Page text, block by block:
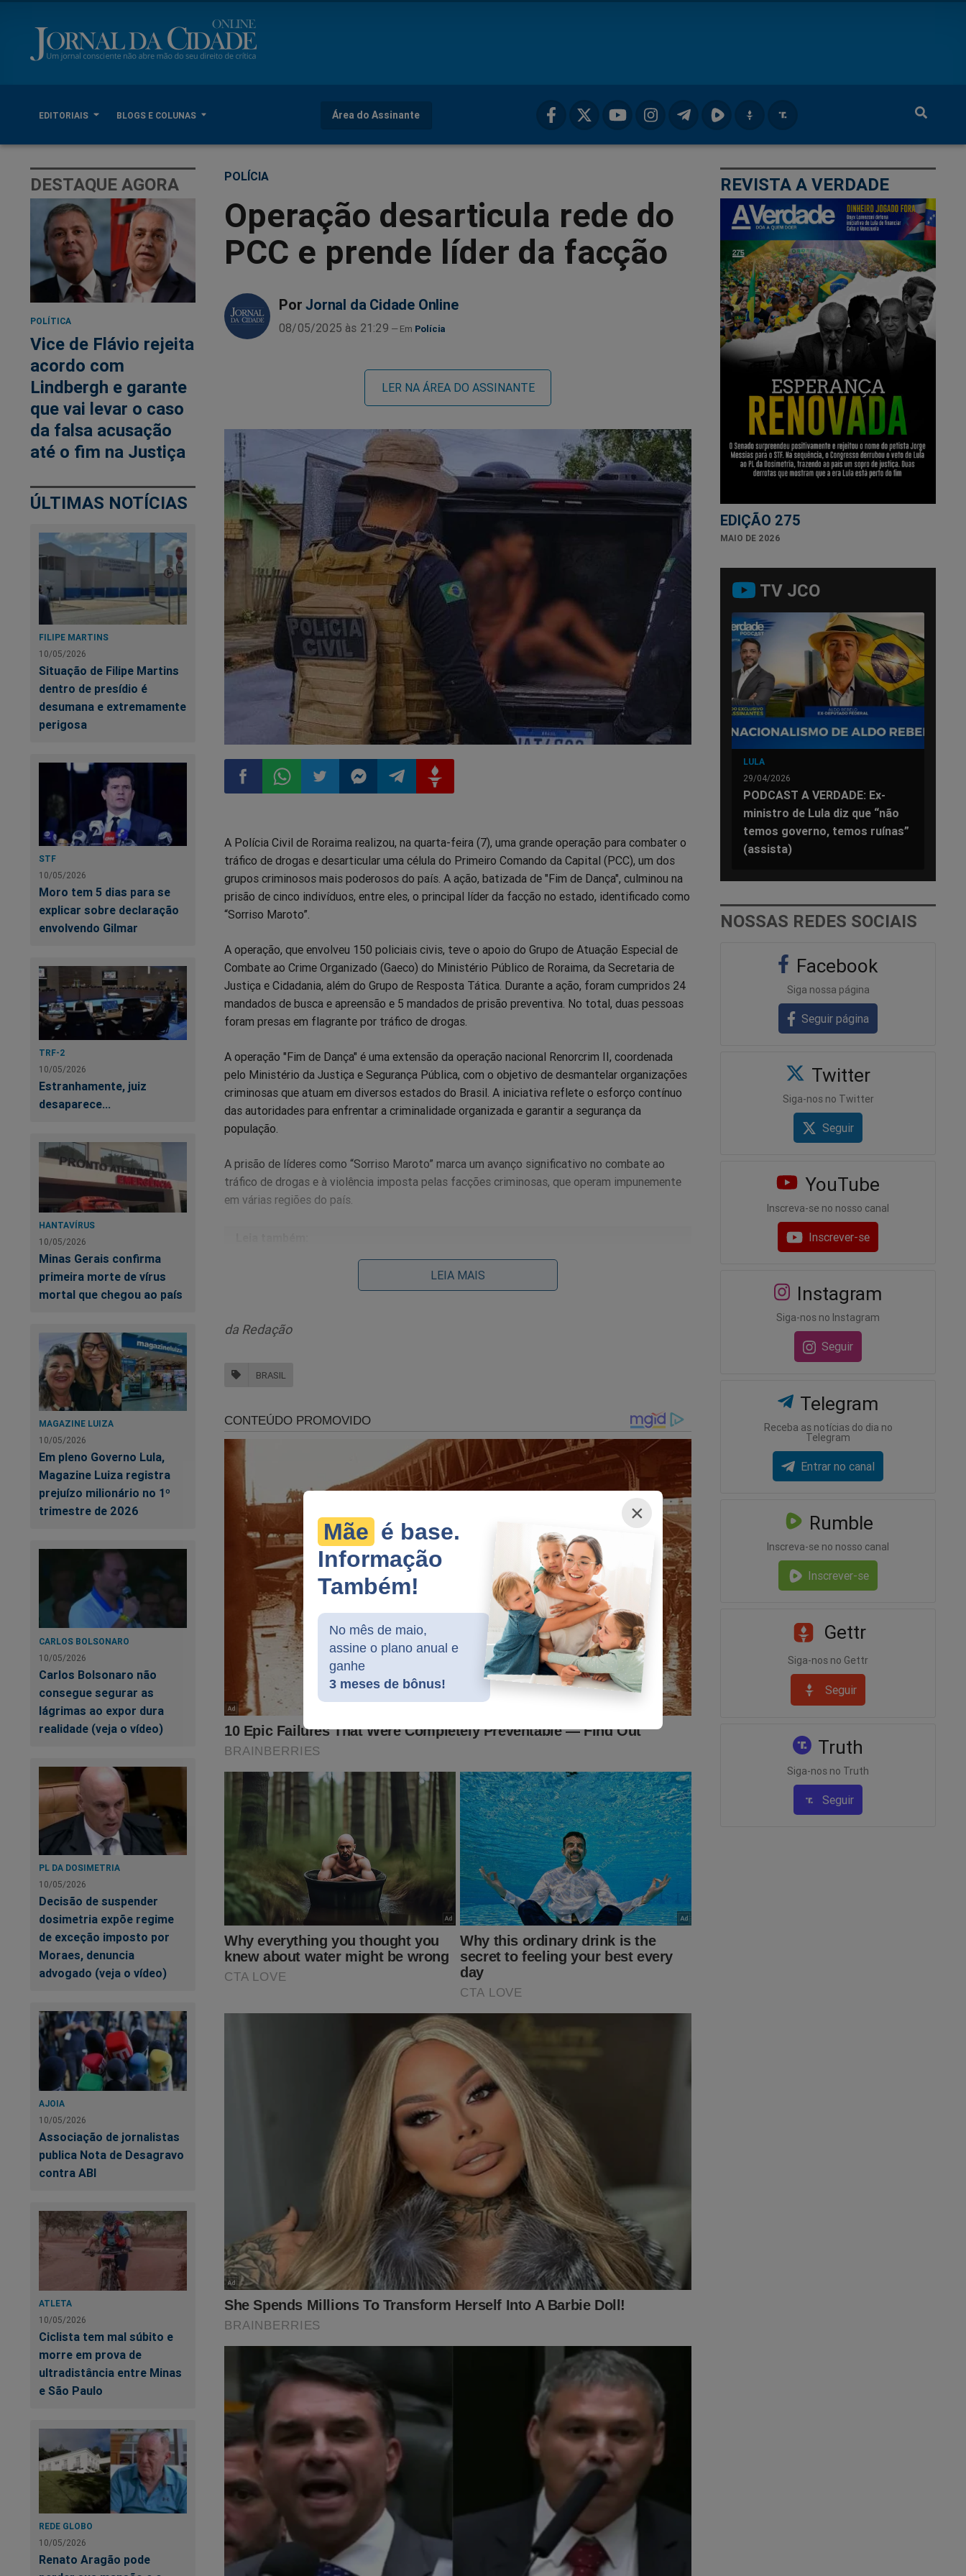
EDITORIAIS BLOGS E COLUNAS Área do Assinante
×
Mãe é base.
Informação
Também!
No mês de maio,
assine o plano anual e
ganhe
3 meses de bônus!
DESTAQUE AGORA
POLÍTICA
Vice de Flávio rejeita
acordo com
Lindbergh e garante
que vai levar o caso
da falsa acusação
até o fim na Justiça
ÚLTIMAS NOTÍCIAS
FILIPE MARTINS
10/05/2026
Situação de Filipe Martins
dentro de presídio é
desumana e extremamente
perigosa
STF
10/05/2026
Moro tem 5 dias para se
explicar sobre declaração
envolvendo Gilmar
TRF-2
10/05/2026
Estranhamente, juiz
desaparece...
HANTAVÍRUS
10/05/2026
Minas Gerais confirma
primeira morte de vírus
mortal que chegou ao país
MAGAZINE LUIZA
10/05/2026
Em pleno Governo Lula,
Magazine Luiza registra
prejuízo milionário no 1º
trimestre de 2026
CARLOS BOLSONARO
10/05/2026
Carlos Bolsonaro não
consegue segurar as
lágrimas ao expor dura
realidade (veja o vídeo)
PL DA DOSIMETRIA
10/05/2026
Decisão de suspender
dosimetria expõe regime
de exceção imposto por
Moraes, denuncia
advogado (veja o vídeo)
AJOIA
10/05/2026
Associação de jornalistas
publica Nota de Desagravo
contra ABI
ATLETA
10/05/2026
Ciclista tem mal súbito e
morre em prova de
ultradistância entre Minas
e São Paulo
REDE GLOBO
10/05/2026
Renato Aragão pode
POLÍCIA
Operação desarticula rede do
PCC e prende líder da facção
Por Jornal da Cidade Online
08/05/2025 às 21:29 Polícia
LER NA ÁREA DO ASSINANTE
no
Facebook
no
Whatsapp
no
Twitter
no
Messenger
no
Telegram
no
Gettr
A Polícia Civil de Roraima realizou, na quarta-feira (7), uma grande operação para combater o
tráfico de drogas e desarticular uma célula do Primeiro Comando da Capital (PCC), um dos
grupos criminosos mais poderosos do país. A ação, batizada de "Fim de Dança", culminou na
prisão de cinco indivíduos, entre eles, o principal líder da facção no estado, identificado como
“Sorriso Maroto”.
A operação, que envolveu 150 policiais civis, teve o apoio do Grupo de Atuação Especial de
Combate ao Crime Organizado (Gaeco) do Ministério Público de Roraima, da Secretaria de
Justiça e Cidadania, além do Grupo de Resposta Tática. Durante a ação, foram cumpridos 24
mandados de busca e apreensão e 5 mandados de prisão preventiva. No total, duas pessoas
foram presas em flagrante por tráfico de drogas.
A operação "Fim de Dança" é uma extensão da operação nacional Renorcrim II, coordenada
pelo Ministério da Justiça e Segurança Pública, com o objetivo de desmantelar organizações
criminosas que atuam em diversos estados do Brasil. A iniciativa reflete o esforço contínuo
das autoridades para enfrentar a criminalidade organizada e garantir a segurança da
população.
A prisão de líderes como “Sorriso Maroto” marca um avanço significativo no combate ao
tráfico de drogas e à violência imposta pelas facções criminosas, que operam impunemente
em várias regiões do país.
URGENTE: Vaza informação de dentro do STF após a posse de
Nas últimas semanas, a possibilidade de prisão de Jair Bolsonaro absurdamente se tornou
realidade. A cruel perseguição contra o ex-presidente, seus aliados e sua família parece não
ter limites! O "sistema" quer esconder o que realmente aconteceu em 2022... Tudo sobre
aquele pleito eleitoral foi documentado no livro
"O Fantasma do Alvorada - A Volta à Cena
do Crime", umbest seller
no Brasil. Não perca tempo. Caso tenha interesse, clique no link
abaixo para adquirir essa obra:
https://www.conteudoconservador.com.br/products/o-fantasma-do-alvorada-a-volta-a-
cena-do-crime
O próprio Bolsonaro já conhece o livro:
PODCAST conservador do Brasil e ter acesso exclusivo ao conteúdo da Revista A
Verdade, onde os "assuntos proibidos" no Brasil são revelados. Para assinar, clique no
https://assinante.jornaldacidadeonline.com.br/apresentacao
Siga o Jornal da Cidade Online no Facebook: https://www.facebook.com/jornaldacidadeonline
LEIA MAIS
da Redação
BRASIL
REVISTA A VERDADE
EDIÇÃO 275
MAIO DE 2026
TV JCO
LULA
29/04/2026
PODCAST A VERDADE: Ex-
ministro de Lula diz que “não
temos governo, temos ruínas”
(assista)
NOSSAS REDES SOCIAIS
Facebook
Siga nossa página
Seguir página
Twitter
Siga-nos no Twitter
Seguir
YouTube
Inscreva-se no nosso canal
Inscrever-se
Instagram
Siga-nos no Instagram
Seguir
Telegram
Receba as notícias do dia no
Telegram
Entrar no canal
Rumble
Inscreva-se no nosso canal
Inscrever-se
Gettr
Siga-nos no Gettr
Seguir
Truth
Siga-nos no Truth
Seguir